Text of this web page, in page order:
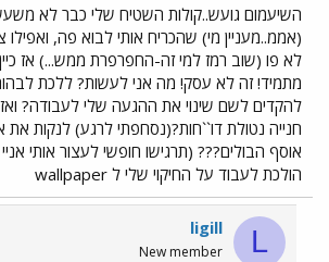
השיעמום גועש..קולות השטיח שלי כבר לא
(אממ..מעניין מי) שהכריח אותי לבוא פה, ואפילו
לא פו (שוב רמז למי זה-החפרפרת ממש...) אז
מתמיד! זה לא עסק! מה אני לעשות? ללכת
להקדים לשם שינוי את ההגעה שלי לעבודה? ואז
חנייה נטולת דו``חות?(נסחפתי לרגע) לנקות את
אוסף הבולים??? (תרגישו חופשי לעצור אותי אניי
הולכת לעבוד על החיקוי שלי ל wallpaper
L
ligill
New member